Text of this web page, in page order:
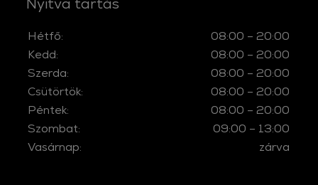
Hétfő:
08:00 – 20:00
Kedd:
08:00 – 20:00
Szerda:
08:00 – 20:00
Csütörtök:
08:00 – 20:00
Péntek:
08:00 – 20:00
Szombat:
09:00 – 13:00
Vasárnap:
zárva